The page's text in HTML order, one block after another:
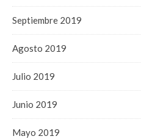
Septiembre 2019
Agosto 2019
Julio 2019
Junio 2019
Mayo 2019